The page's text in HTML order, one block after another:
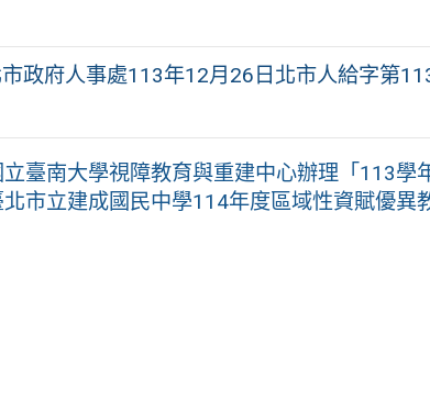
政府人事處113年12月26日北市人給字第
立臺南大學視障教育與重建中心辦理「113學
北市立建成國民中學114年度區域性資賦優異